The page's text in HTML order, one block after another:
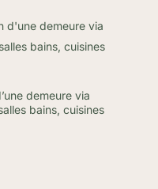
demeure via
bains, cuisines